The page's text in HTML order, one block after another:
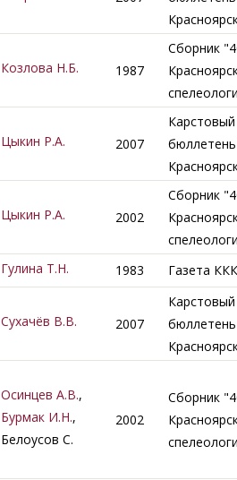
Козлова Н.Б. 1987
Сборник
Цыкин Р.А. 2007
Карстовый
Цыкин Р.А. 2002
Сборник
Гулина Т.Н. 1983 Газета
Сухачёв В.В. 2007
Карстовый
Осинцев А.В.,
Бурмак И.Н.,
Белоусов С.
2002
Сборник